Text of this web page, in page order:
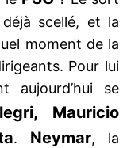
scellé, et la
moment de la
Pour lui
aujourd’hui se
Mauricio
. Neymar, la